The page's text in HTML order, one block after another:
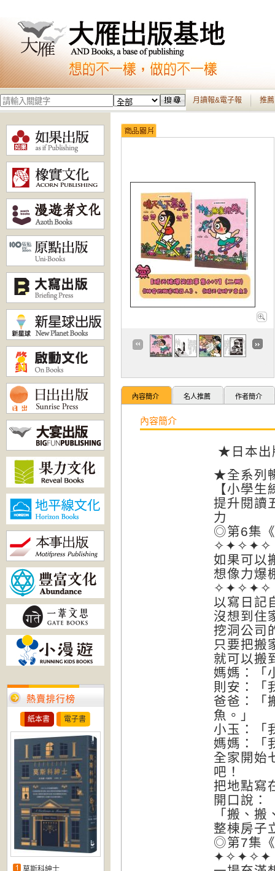
月讀報&電子報 推
熱賣排行榜
紙本書 電子書
莫斯科紳士
內容簡介 名人推薦 作者簡介
內容簡介
★日本出
★全系列
【小學
提升閱讀
力
◎第6集
✧✦✧✦✧
如果可以
想像力爆
✧✦✧✦✧
以寫日記
沒想到住
挖洞公司
只要把搬
就可以
媽媽：「
則安：「
爸爸：「
魚。」
小玉：「
媽媽：「
全家開始
吧！
把地點寫
開口說：
「搬、
整棟房子
◎第7集
✦✧✦✧✦